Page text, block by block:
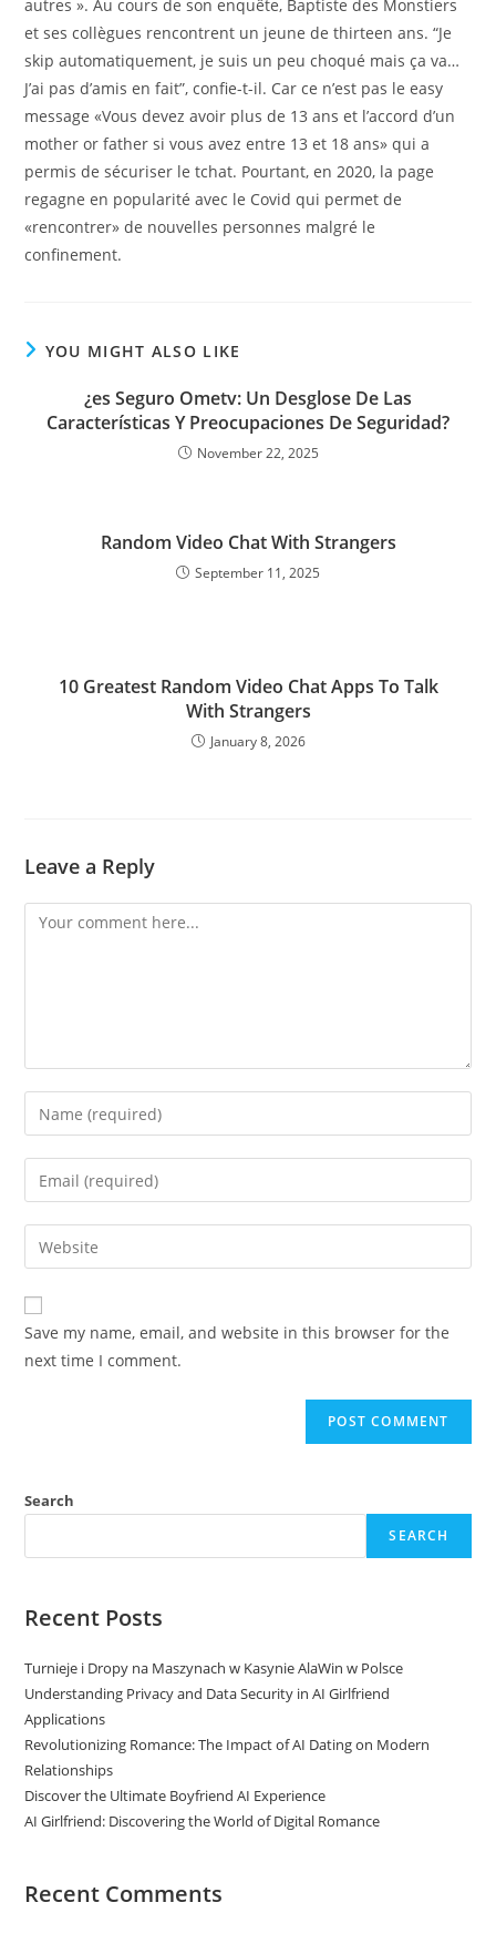
autres ». Au cours de son enquête, Baptiste des Monstiers
et ses collègues rencontrent un jeune de thirteen ans. “Je
skip automatiquement, je suis un peu choqué mais ça va…
J’ai pas d’amis en fait”, confie-t-il. Car ce n’est pas le easy
message «Vous devez avoir plus de 13 ans et l’accord d’un
mother or father si vous avez entre 13 et 18 ans» qui a
permis de sécuriser le tchat. Pourtant, en 2020, la page
regagne en popularité avec le Covid qui permet de
«rencontrer» de nouvelles personnes malgré le
confinement.
YOU MIGHT ALSO LIKE
¿es Seguro Ometv: Un Desglose De Las
Características Y Preocupaciones De Seguridad?
November 22, 2025
Random Video Chat With Strangers
September 11, 2025
10 Greatest Random Video Chat Apps To Talk
With Strangers
January 8, 2026
Leave a Reply
Comment
Enter
your
name
comment
Enter
your
email
address
comment
Enter
your
website
URL
(optional)
Save my name, email, and website in this browser for the
next time I comment.
Search
SEARCH
Recent Posts
Turnieje i Dropy na Maszynach w Kasynie AlaWin w Polsce
Understanding Privacy and Data Security in AI Girlfriend
Applications
Revolutionizing Romance: The Impact of AI Dating on Modern
Relationships
Discover the Ultimate Boyfriend AI Experience
AI Girlfriend: Discovering the World of Digital Romance
Recent Comments